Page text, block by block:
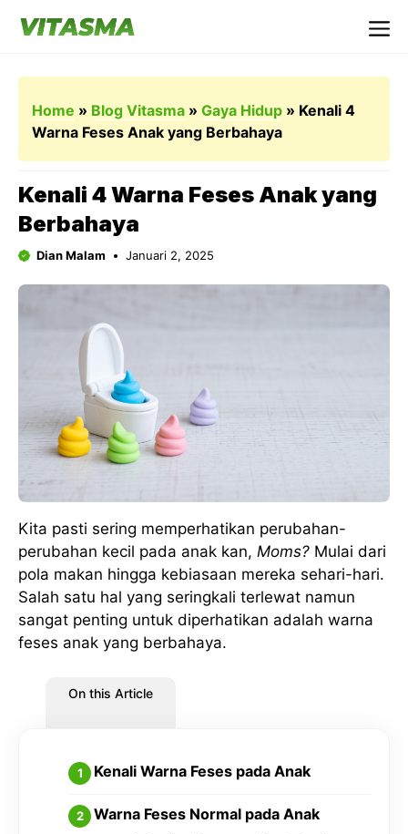
Home » Blog Vitasma » Gaya Hidup » Kenali 4
Warna Feses Anak yang Berbahaya
Kenali 4 Warna Feses Anak yang
Berbahaya
Dian Malam Januari 2, 2025
Kita pasti sering memperhatikan perubahan-
perubahan kecil pada anak kan, Moms? Mulai dari
pola makan hingga kebiasaan mereka sehari-hari.
Salah satu hal yang seringkali terlewat namun
sangat penting untuk diperhatikan adalah warna
feses anak yang berbahaya.
On this Article
Kenali Warna Feses pada Anak
Warna Feses Normal pada Anak